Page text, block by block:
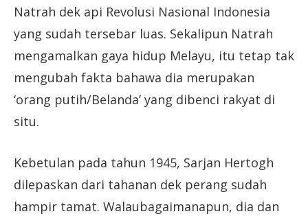
Natrah dek api Revolusi Nasional Indonesia
yang sudah tersebar luas. Sekalipun Natrah
mengamalkan gaya hidup Melayu, itu tetap tak
mengubah fakta bahawa dia merupakan
‘orang putih/Belanda’ yang dibenci rakyat di
situ.
Kebetulan pada tahun 1945, Sarjan Hertogh
dilepaskan dari tahanan dek perang sudah
hampir tamat. Walaubagaimanapun, dia dan